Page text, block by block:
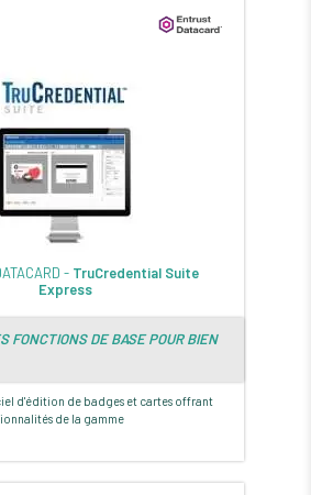
- TruCredential Suite
Express
FONCTIONS DE BASE POUR BIEN
d'édition de badges et cartes offrant
de la gamme